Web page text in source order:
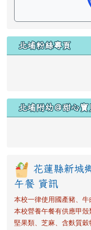
北埔粉絲專頁
北埔附幼＠甜心寶
花蓮縣新城
午餐 資訊
本校一律使用國產豬、牛
本校營養午餐有供應甲殼
堅果類、芝麻、含麩質